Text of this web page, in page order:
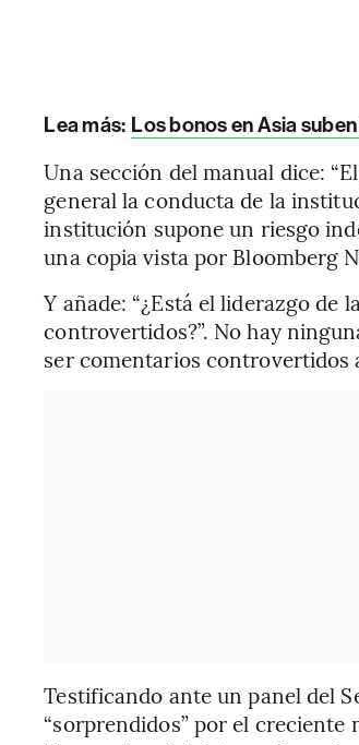
Lea más: Los bonos en Asia
Una sección del manual dice:
general la conducta de la
institución supone un riesgo
una copia vista por Bloomberg
Y añade: “¿Está el liderazgo
controvertidos?”. No hay
ser comentarios controvertidos
Testificando ante un panel del
“sorprendidos” por el creciente